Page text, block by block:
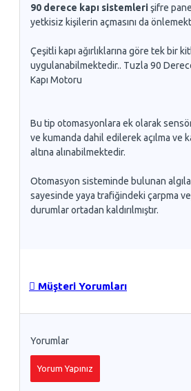
90 derece kapı sistemlerişifre
yetkisiz kişilerin açmasını da
Çeşitli kapı ağırlıklarına göre tek bir
uygulanabilmektedir.. Tuzla 90
Kapı Motoru
Bu tip otomasyonlara ek olarak
ve kumanda dahil edilerek açılma ve
altına alınabilmektedir.
Otomasyon sisteminde bulunan
sayesinde yaya trafiğindeki çarpma
durumlar ortadan kaldırılmıştır.
Müşteri Yorumları
Yorumlar
Yorum Yapınız